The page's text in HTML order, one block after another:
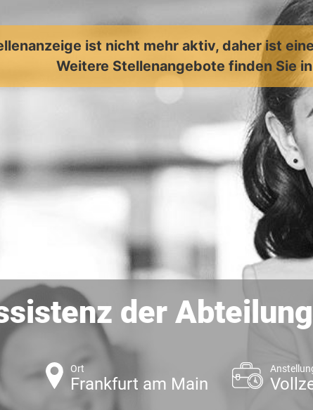
ist nicht mehr aktiv, daher ist
Weitere Stellenangebote finden Sie
der
Ort
Frankfurt am Main